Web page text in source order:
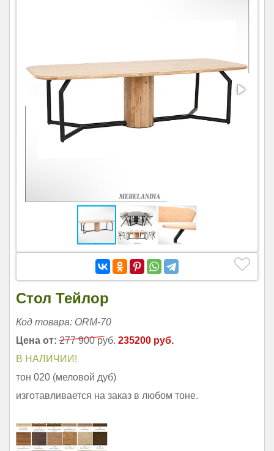
Стол Тейлор
Код товара: ORM-70
Цена от: 277 900 руб. 235200 руб.
В НАЛИЧИИ!
тон 020 (меловой дуб)
изготавливается на заказ в любом тоне.